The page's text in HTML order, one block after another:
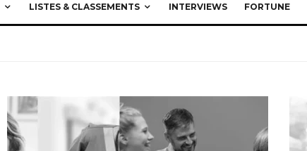
LISTES & CLASSEMENTS INTERVIEWS FORTUNE